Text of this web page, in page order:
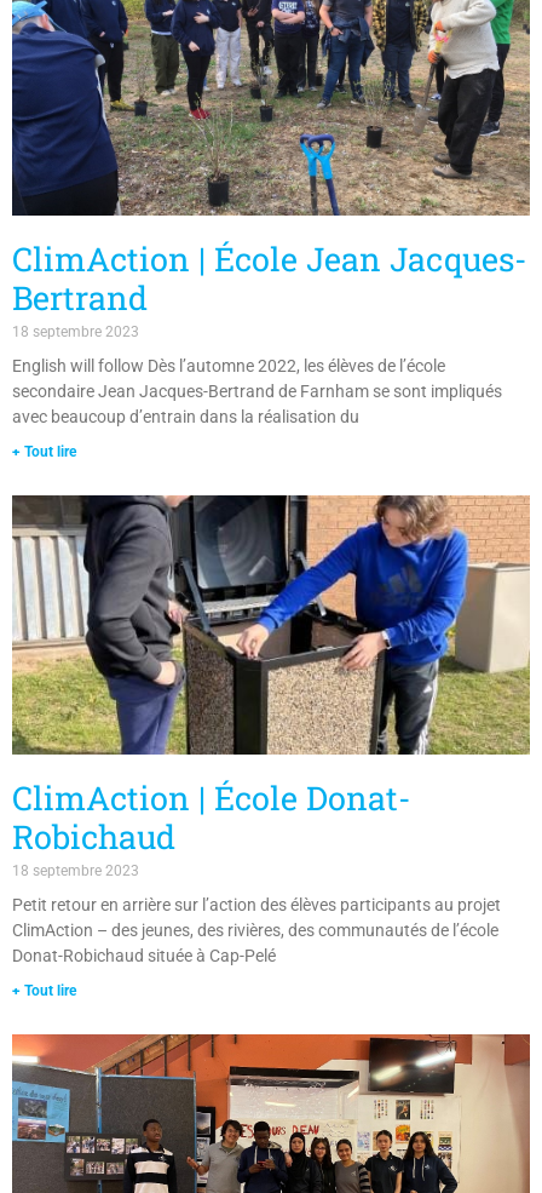
ClimAction | École Jean Jacques-
Bertrand
English will follow Dès l’automne 2022, les élèves de l’école
secondaire Jean Jacques-Bertrand de Farnham se sont impliqués
avec beaucoup d’entrain dans la réalisation du
ClimAction | École Donat-
Robichaud
Petit retour en arrière sur l’action des élèves participants au projet
ClimAction – des jeunes, des rivières, des communautés de l’école
Donat-Robichaud située à Cap-Pelé